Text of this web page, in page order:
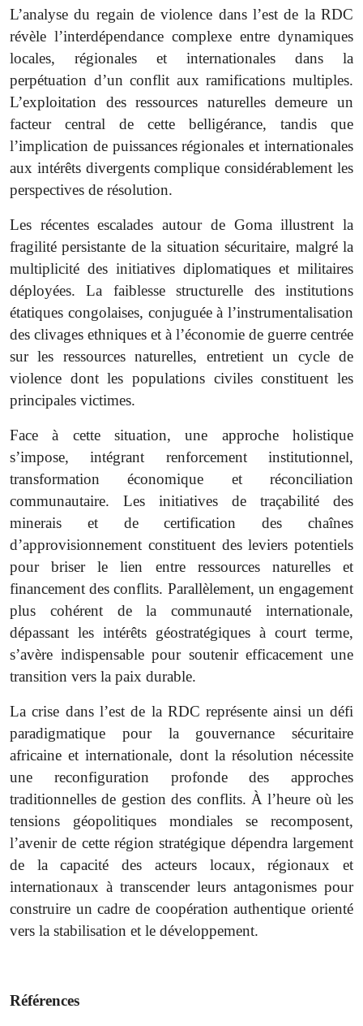
L’analyse du regain de violence dans l’est de la RDC
révèle l’interdépendance complexe entre dynamiques
locales, régionales et internationales dans la
perpétuation d’un conflit aux ramifications multiples.
L’exploitation des ressources naturelles demeure un
facteur central de cette belligérance, tandis que
l’implication de puissances régionales et internationales
aux intérêts divergents complique considérablement les
perspectives de résolution.
Les récentes escalades autour de Goma illustrent la
fragilité persistante de la situation sécuritaire, malgré la
multiplicité des initiatives diplomatiques et militaires
déployées. La faiblesse structurelle des institutions
étatiques congolaises, conjuguée à l’instrumentalisation
des clivages ethniques et à l’économie de guerre centrée
sur les ressources naturelles, entretient un cycle de
violence dont les populations civiles constituent les
principales victimes.
Face à cette situation, une approche holistique
s’impose, intégrant renforcement institutionnel,
transformation économique et réconciliation
communautaire. Les initiatives de traçabilité des
minerais et de certification des chaînes
d’approvisionnement constituent des leviers potentiels
pour briser le lien entre ressources naturelles et
financement des conflits. Parallèlement, un engagement
plus cohérent de la communauté internationale,
dépassant les intérêts géostratégiques à court terme,
s’avère indispensable pour soutenir efficacement une
transition vers la paix durable.
La crise dans l’est de la RDC représente ainsi un défi
paradigmatique pour la gouvernance sécuritaire
africaine et internationale, dont la résolution nécessite
une reconfiguration profonde des approches
traditionnelles de gestion des conflits. À l’heure où les
tensions géopolitiques mondiales se recomposent,
l’avenir de cette région stratégique dépendra largement
de la capacité des acteurs locaux, régionaux et
internationaux à transcender leurs antagonismes pour
construire un cadre de coopération authentique orienté
vers la stabilisation et le développement.
Références